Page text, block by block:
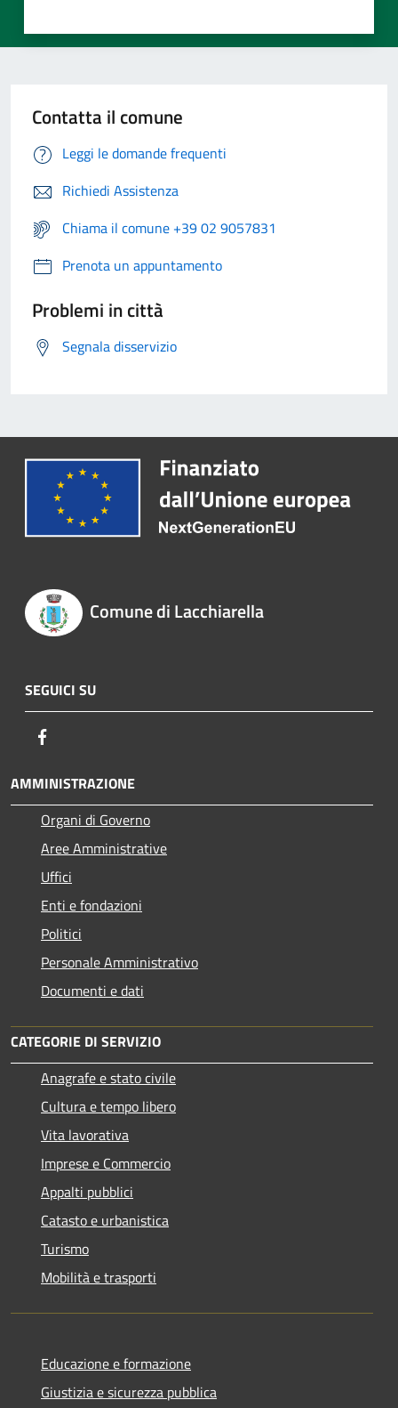
Contatta il comune
Leggi le domande frequenti
Richiedi Assistenza
Chiama il comune +39 02 9057831
Prenota un appuntamento
Problemi in città
Segnala disservizio
Comune di Lacchiarella
SEGUICI SU
AMMINISTRAZIONE
Organi di Governo
Aree Amministrative
Uffici
Enti e fondazioni
Politici
Personale Amministrativo
Documenti e dati
CATEGORIE DI SERVIZIO
Anagrafe e stato civile
Cultura e tempo libero
Vita lavorativa
Imprese e Commercio
Appalti pubblici
Catasto e urbanistica
Turismo
Mobilità e trasporti
Educazione e formazione
Giustizia e sicurezza pubblica